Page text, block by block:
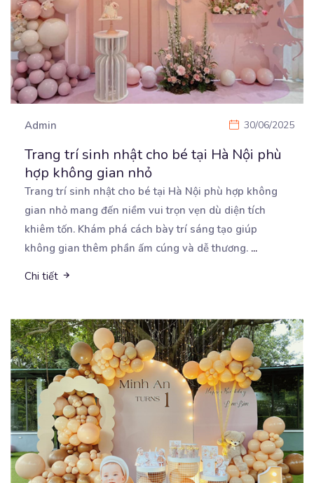
Admin 30/06/2025
Trang trí sinh nhật cho bé tại Hà Nội phù
hợp không gian nhỏ
Trang trí sinh nhật cho bé tại Hà Nội phù hợp không
gian nhỏ mang đến niềm vui trọn vẹn dù diện tích
khiêm tốn. Khám phá cách bày trí sáng tạo giúp
không gian thêm phần ấm cúng và dễ thương. ...
Chi tiết